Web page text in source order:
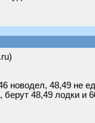
новодел, 48,49 не
берут 48,49 лодки и